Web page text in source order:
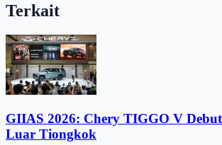
Terkait
GIIAS 2026: Chery TIGGO V
Luar Tiongkok